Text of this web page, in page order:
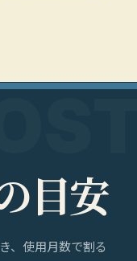
目安
、使用月数で割る